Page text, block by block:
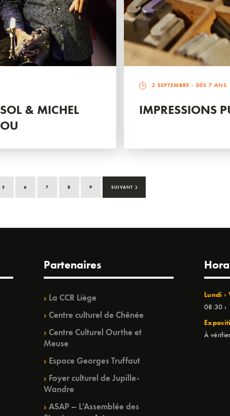
& MICHEL
2 SEPTEMBRE - DÈS 7 ANS
IMPRESSIONS
5 6 7 8 9 SUIVANT ›
Partenaires
La CCR Liège
Centre culturel de Chênée
Centre Culturel Ourthe et
Meuse
Espace Georges Truffaut
Foyer culturel de Jupille-
Wandre
ASAP – L’Assemblée des
Lundi ›
08:30 ›
À